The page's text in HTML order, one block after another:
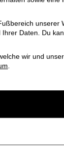
und
Baumwollmix
selbst mit
unserer
Daten. Du
wir und
.